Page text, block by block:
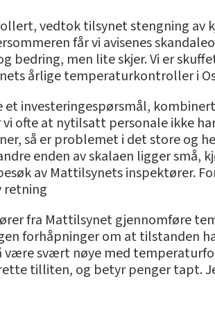
vedtok tilsynet stengning av
får vi avisenes
bedring, men lite skjer. Vi er
årlige temperaturkontroller i
et investeringespørsmål,
ofte at nytilsatt personale ikke
så er problemet i det store og
enden av skalaen ligger små,
av Mattilsynets inspektører.
retning
fra Mattilsynet gjennomføre
forhåpninger om at tilstanden
svært nøye med
tilliten, og betyr penger tapt.